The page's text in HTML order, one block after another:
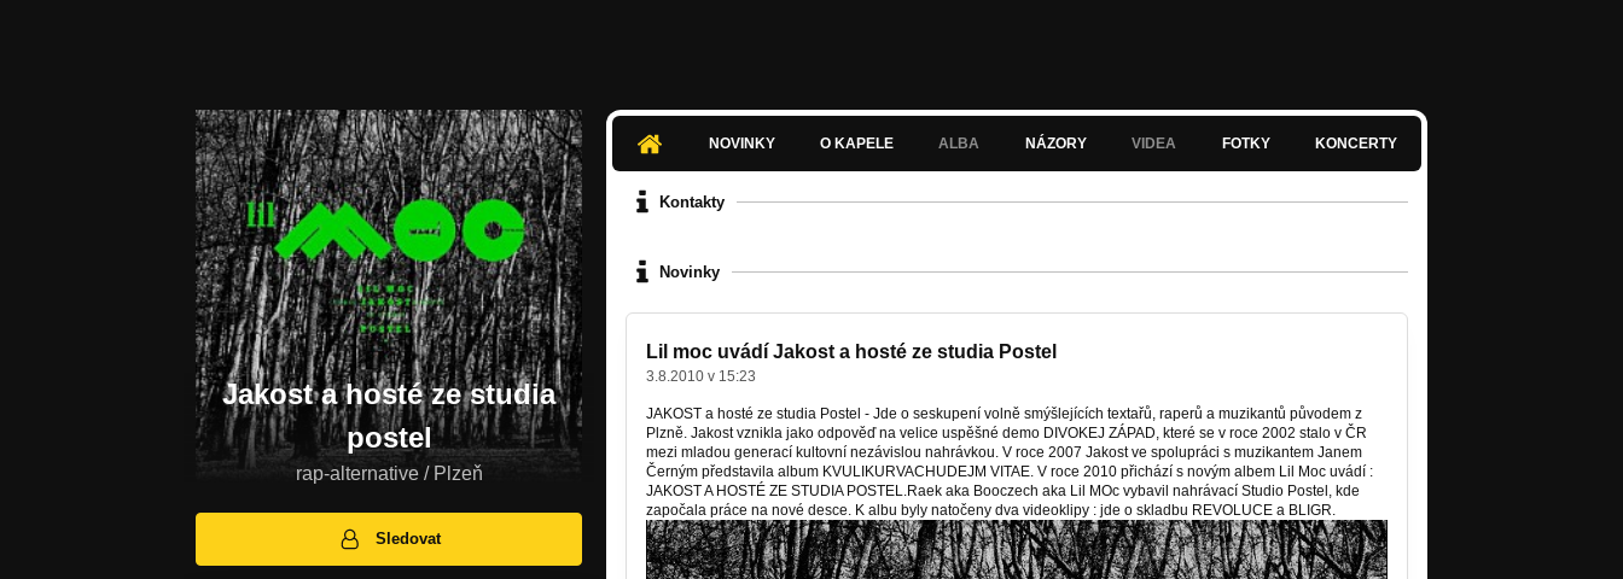
Jakost a hosté ze studia
postel
rap-alternative / Plzeň
Sledovat
NOVINKY O KAPELE ALBA NÁZORY VIDEA FOTKY KONCERTY
Kontakty
Novinky
Lil moc uvádí Jakost a hosté ze studia Postel
3.8.2010 v 15:23
JAKOST a hosté ze studia Postel - Jde o seskupení volně smýšlejících textařů, raperů a muzikantů původem z
Plzně. Jakost vznikla jako odpověď na velice uspěšné demo DIVOKEJ ZÁPAD, které se v roce 2002 stalo v ČR
mezi mladou generací kultovní nezávislou nahrávkou. V roce 2007 Jakost ve spolupráci s muzikantem Janem
Černým představila album KVULIKURVACHUDEJM VITAE. V roce 2010 přichází s novým albem Lil Moc uvádí :
JAKOST A HOSTÉ ZE STUDIA POSTEL.Raek aka Booczech aka Lil MOc vybavil nahrávací Studio Postel, kde
započala práce na nové desce. K albu byly natočeny dva videoklipy : jde o skladbu REVOLUCE a BLIGR.